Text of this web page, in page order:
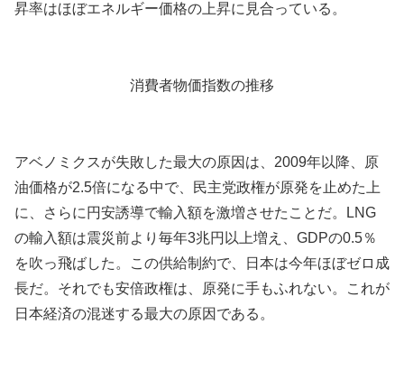
昇率はほぼエネルギー価格の上昇に見合っている。
消費者物価指数の推移
アベノミクスが失敗した最大の原因は、2009年以降、原
油価格が2.5倍になる中で、民主党政権が原発を止めた上
に、さらに円安誘導で輸入額を激増させたことだ。LNG
の輸入額は震災前より毎年3兆円以上増え、GDPの0.5％
を吹っ飛ばした。この供給制約で、日本は今年ほぼゼロ成
長だ。それでも安倍政権は、原発に手もふれない。これが
日本経済の混迷する最大の原因である。